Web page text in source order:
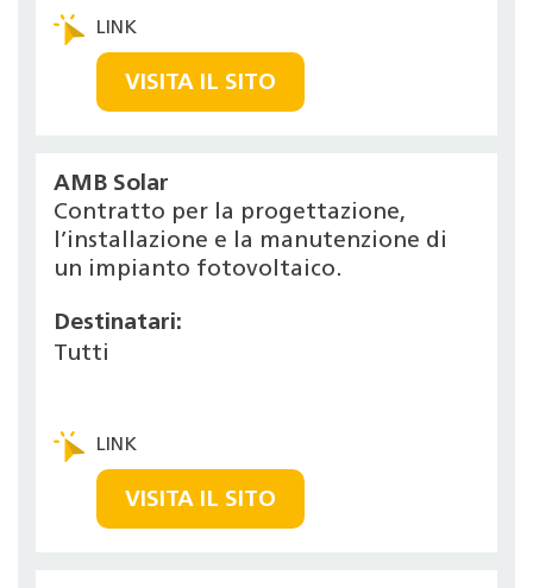
VISITA IL SITO
AMB Solar
Contratto per la progettazione,
l’installazione e la manutenzione di
un impianto fotovoltaico.
Destinatari:
Tutti
VISITA IL SITO